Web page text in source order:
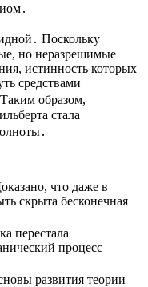
Поскольку
но неразрешимые
истинность которых
средствами
образом,
стала
что даже в
скрыта бесконечная
перестала
процесс
развития теории